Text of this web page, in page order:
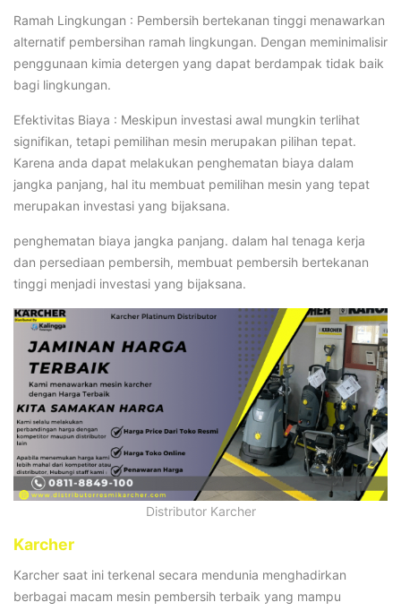
Ramah Lingkungan : Pembersih bertekanan tinggi menawarkan
alternatif pembersihan ramah lingkungan. Dengan meminimalisir
penggunaan kimia detergen yang dapat berdampak tidak baik
bagi lingkungan.
Efektivitas Biaya : Meskipun investasi awal mungkin terlihat
signifikan, tetapi pemilihan mesin merupakan pilihan tepat.
Karena anda dapat melakukan penghematan biaya dalam
jangka panjang, hal itu membuat pemilihan mesin yang tepat
merupakan investasi yang bijaksana.
penghematan biaya jangka panjang. dalam hal tenaga kerja
dan persediaan pembersih, membuat pembersih bertekanan
tinggi menjadi investasi yang bijaksana.
Distributor Karcher
Karcher
Karcher saat ini terkenal secara mendunia menghadirkan
berbagai macam mesin pembersih terbaik yang mampu